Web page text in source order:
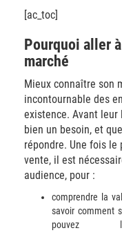
[ac_toc]
Pourquoi aller
marché
Mieux connaître son
incontournable des
existence. Avant leur
bien un besoin, et
répondre. Une fois le
vente, il est
audience, pour :
comprendre la
savoir comment